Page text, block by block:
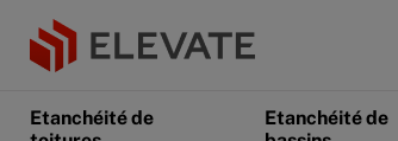
Etanchéité de
Etanchéité de